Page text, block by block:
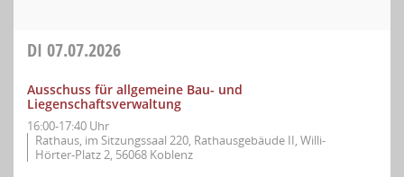
DI 07.07.2026
Ausschuss für allgemeine Bau- und
Liegenschaftsverwaltung
16:00-17:40 Uhr
Rathaus, im Sitzungssaal 220, Rathausgebäude II, Willi-
Hörter-Platz 2, 56068 Koblenz